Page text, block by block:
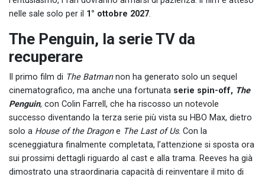
nelle sale solo per il 1° ottobre 2027.
The Penguin, la serie TV da
recuperare
Il primo film di The Batmannon ha generato solo un sequel
cinematografico, ma anche una fortunata serie spin-off, The
Penguin, con Colin Farrell, che ha riscosso un notevole
successo diventando la terza serie più vista su HBO Max, dietro
solo a House of the Dragone The Last of Us. Con la
sceneggiatura finalmente completata, l’attenzione si sposta ora
sui prossimi dettagli riguardo al cast e alla trama. Reeves ha già
dimostrato una straordinaria capacità di reinventare il mito di